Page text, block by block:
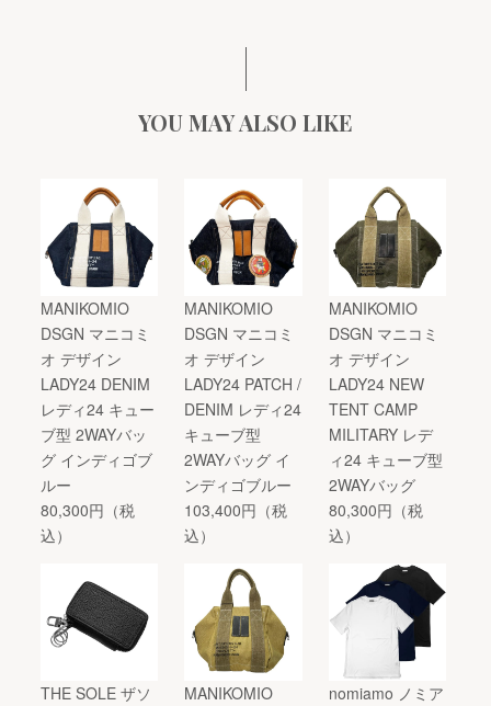
YOU MAY ALSO LIKE
MANIKOMIO
DSGN マニコミ
オ デザイン
LADY24 DENIM
レディ24 キュー
ブ型 2WAYバッ
グ インディゴブ
ルー
80,300円（税
込）
MANIKOMIO
DSGN マニコミ
オ デザイン
LADY24 PATCH /
DENIM レディ24
キューブ型
2WAYバッグ イ
ンディゴブルー
103,400円（税
込）
MANIKOMIO
DSGN マニコミ
オ デザイン
LADY24 NEW
TENT CAMP
MILITARY レデ
ィ24 キューブ型
2WAYバッグ
80,300円（税
込）
THE SOLE ザソ MANIKOMIO nomiamo ノミア